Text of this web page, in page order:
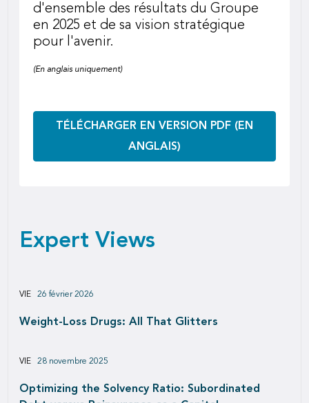
d'ensemble des résultats du Groupe
en 2025 et de sa vision stratégique
pour l'avenir.
(En anglais uniquement)
TÉLÉCHARGER EN VERSION PDF (EN
ANGLAIS)
Expert Views
Weight-Loss Drugs: All That Glitters
VIE 26 février 2026
Optimizing the Solvency Ratio: Subordinated
VIE 28 novembre 2025